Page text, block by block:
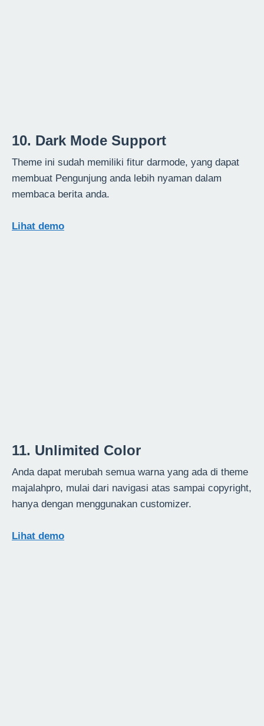
10. Dark Mode Support
Theme ini sudah memiliki fitur darmode, yang dapat
membuat Pengunjung anda lebih nyaman dalam
membaca berita anda.
Lihat demo
11. Unlimited Color
Anda dapat merubah semua warna yang ada di theme
majalahpro, mulai dari navigasi atas sampai copyright,
hanya dengan menggunakan customizer.
Lihat demo